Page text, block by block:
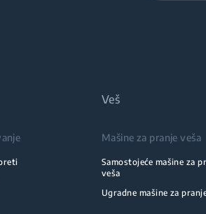
Veš
Mašine za pranje veša
Samostojeće mašine za
veša
Ugradne mašine za